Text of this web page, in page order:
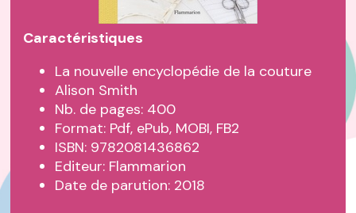
Caractéristiques
La nouvelle encyclopédie de la couture
Alison Smith
Nb. de pages: 400
Format: Pdf, ePub, MOBI, FB2
ISBN: 9782081436862
Editeur: Flammarion
Date de parution: 2018